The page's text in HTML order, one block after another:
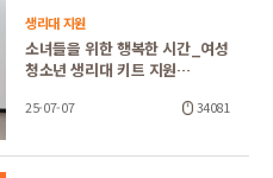
생리대 지원
소녀들을 위한 행복한 시간_여성
청소년 생리대 키트 지원…
25-07-07 34081